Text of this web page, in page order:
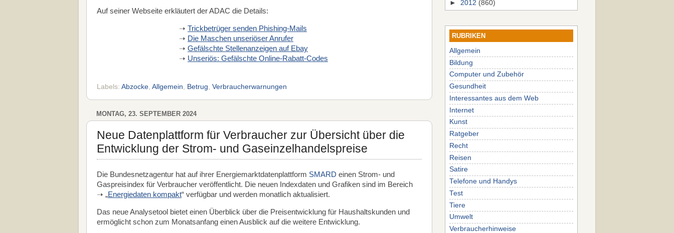
Auf seiner Webseite erkläutert der ADAC die Details:
➝ Trickbetrüger senden Phishing-Mails
➝ Die Maschen unseriöser Anrufer
➝ Gefälschte Stellenanzeigen auf Ebay
➝ Unseriös: Gefälschte Online-Rabatt-Codes
Labels: Abzocke Allgemein Betrug Verbraucherwarnungen
MONTAG, 23. SEPTEMBER 2024
Neue Datenplattform für Verbraucher zur Übersicht über die
Entwicklung der Strom- und Gaseinzelhandelspreise
Die Bundesnetzagentur hat auf ihrer Energiemarktdatenplattform SMARD einen Strom- und
Gaspreisindex für Verbraucher veröffentlicht. Die neuen Indexdaten und Grafiken sind im Bereich
➝ „Energiedaten kompakt“ verfügbar und werden monatlich aktualisiert.
Das neue Analysetool bietet einen Überblick über die Preisentwicklung für Haushaltskunden und
ermöglicht schon zum Monatsanfang einen Ausblick auf die weitere Entwicklung.
► 2012 (860)
RUBRIKEN
Allgemein
Bildung
Computer und Zubehör
Gesundheit
Interessantes aus dem Web
Internet
Kunst
Ratgeber
Recht
Reisen
Satire
Telefone und Handys
Test
Tiere
Umwelt
Verbraucherhinweise